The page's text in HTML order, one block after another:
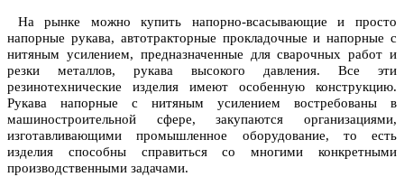
На рынке можно купить напорно-всасывающие и просто
напорные рукава, автотракторные прокладочные и напорные с
нитяным усилением, предназначенные для сварочных работ и
резки металлов, рукава высокого давления. Все эти
резинотехнические изделия имеют особенную конструкцию.
Рукава напорные с нитяным усилением востребованы в
машиностроительной сфере, закупаются организациями,
изготавливающими промышленное оборудование, то есть
изделия способны справиться со многими конкретными
производственными задачами.